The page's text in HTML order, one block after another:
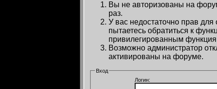
Вы не авторизованы на
раз.
У вас недостаточно прав
пытаетесь обратиться к
привилегированным
Возможно администратор
активированы на форуме.
Вход
Логин: